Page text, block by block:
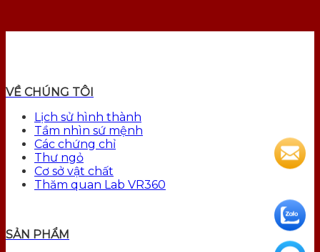
VỀ CHÚNG TÔI
Lịch sử hình thành
Tầm nhìn sứ mệnh
Các chứng chỉ
Thư ngỏ
Cơ sở vật chất
Thăm quan Lab VR360
SẢN PHẨM